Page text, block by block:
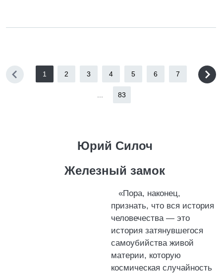
1 2 3 4 5 6 7
83
Юрий Силоч
Железный замок
«Пора, наконец,
признать, что вся история
человечества — это
история затянувшегося
самоубийства живой
материи, которую
космическая случайность